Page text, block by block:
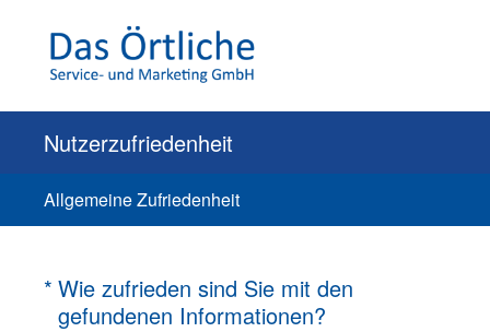
Nutzerzufriedenheit
Allgemeine Zufriedenheit
* Wie zufrieden sind Sie mit den
gefundenen Informationen?
(Erforderlich.)